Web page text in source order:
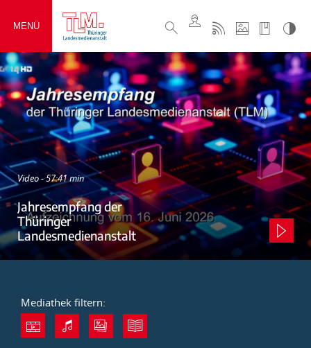
MENÜ
Video - 57:41 min
Jahresempfang der
Thüringer
Landesmedienanstalt
Mediathek filtern: